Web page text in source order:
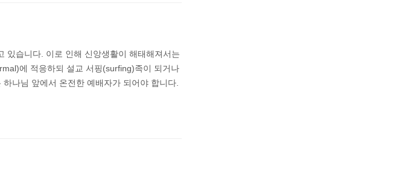
있습니다. 이로 인해 신앙생활이 해태해져서는
에 적응하되 설교 서핑(surfing)족이 되거나
나님 앞에서 온전한 예배자가 되어야 합니다.